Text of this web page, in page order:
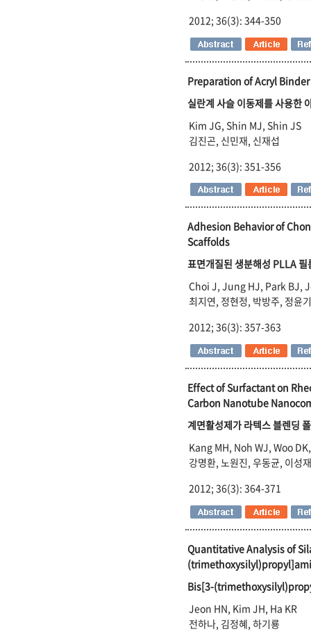
2012; 36(3): 344-350
Preparation of Acryl
실란계 사슬 이동제를 사용한
Kim JG, Shin MJ, Shin JS
김진곤, 신민재, 신재섭
2012; 36(3): 351-356
Adhesion Behavior of
Scaffolds
표면개질된 생분해성 PLLA
Choi J, Jung HJ, Park BJ,
최지연, 정현정, 박방주, 정윤
2012; 36(3): 357-363
Effect of Surfactant on
Carbon Nanotube
계면활성제가 라텍스 블렌딩
Kang MH, Noh WJ, Woo
강명환, 노원진, 우동균, 이성재
2012; 36(3): 364-371
Quantitative Analysis of
Bis[3-
Jeon HN, Kim JH, Ha KR
전하나, 김정혜, 하기룡